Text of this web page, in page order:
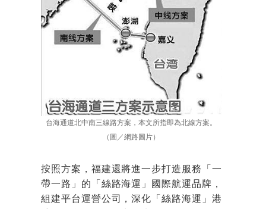
台海通道北中南三線路方案，本文所指即為北線方案。
（圖／網路圖片）
按照方案，福建還將進一步打造服務「一
帶一路」的「絲路海運」國際航運品牌，
組建平台運營公司，深化「絲路海運」港